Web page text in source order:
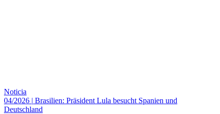
Noticia
04/2026 | Brasilien: Präsident Lula besucht Spanien und
Deutschland